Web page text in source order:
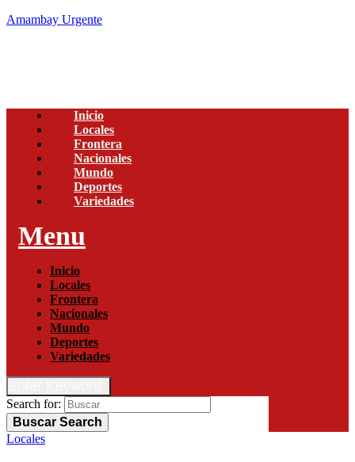
Amambay Urgente
Inicio
Locales
Frontera
Nacionales
Mundo
Deportes
Variedades
Menu
Inicio
Locales
Frontera
Nacionales
Mundo
Deportes
Variedades
Search for:
Buscar Search
Locales